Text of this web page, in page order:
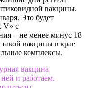
вакцины.
Это будет
V» с
– не менее минус 18
вакцины в крае
комплексы.
вакцина
и работаем.